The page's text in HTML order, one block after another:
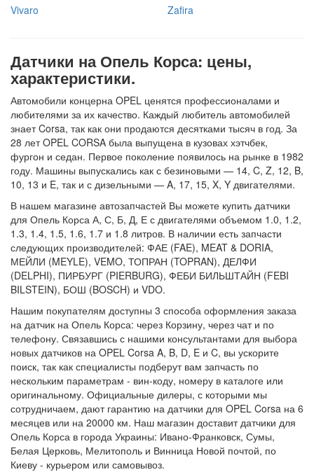
Vivaro
Zafira
Датчики на Опель Корса: цены,
характеристики.
Автомобили концерна OPEL ценятся профессионалами и
любителями за их качество. Каждый любитель автомобилей
знает Corsa, так как они продаются десятками тысяч в год. За
28 лет OPEL CORSA была выпущена в кузовах хэтчбек,
фургон и седан. Первое поколение появилось на рынке в 1982
году. Машины выпускались как с безиновыми — 14, C, Z, 12, B,
10, 13 и E, так и с дизельными — A, 17, 15, X, Y двигателями.
В нашем магазине автозапчастей Вы можете купить датчики
для Опель Корса А, С, Б, Д, Е с двигателями объемом 1.0, 1.2,
1.3, 1.4, 1.5, 1.6, 1.7 и 1.8 литров. В наличии есть запчасти
следующих производителей: ФАЕ (FAE), MEAT & DORIA,
МЕЙЛИ (MEYLE), VEMO, ТОПРАН (TOPRAN), ДЕЛФИ
(DELPHI), ПИРБУРГ (PIERBURG), ФЕБИ БИЛЬШТАЙН (FEBI
BILSTEIN), БОШ (BOSCH) и VDO.
Нашим покупателям доступны 3 способа оформления заказа
на датчик на Опель Корса: через Корзину, через чат и по
телефону. Связавшись с нашими консультантами для выбора
новых датчиков на OPEL Corsa A, B, D, E и C, вы ускорите
поиск, так как специалисты подберут вам запчасть по
нескольким параметрам - вин-коду, номеру в каталоге или
оригинальному. Официальные дилеры, с которыми мы
сотрудничаем, дают гарантию на датчики для OPEL Corsa на 6
месяцев или на 20000 км. Наш магазин доставит датчики для
Опель Корса в города Украины: Ивано-Франковск, Сумы,
Белая Церковь, Мелитополь и Винница Новой почтой, по
Киеву - курьером или самовывоз.